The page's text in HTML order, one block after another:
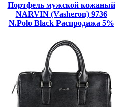
Портфель мужской кожаный
NARVIN (Vasheron) 9736
N.Polo Black Распродажа 5%